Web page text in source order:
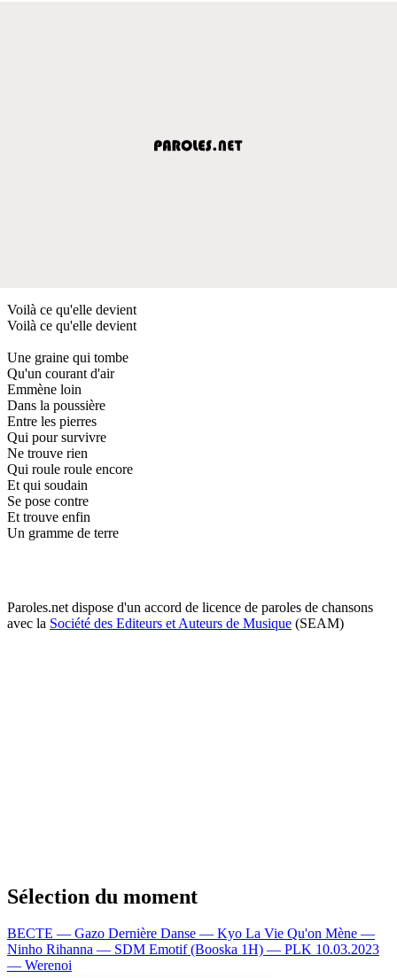
Voilà ce qu'elle devient
Voilà ce qu'elle devient
Une graine qui tombe
Qu'un courant d'air
Emmène loin
Dans la poussière
Entre les pierres
Qui pour survivre
Ne trouve rien
Qui roule roule encore
Et qui soudain
Se pose contre
Et trouve enfin
Un gramme de terre
Paroles.net dispose d'un accord de licence de paroles de chansons
avec la Société des Editeurs et Auteurs de Musique (SEAM)
Sélection du moment
BECTE — Gazo Dernière Danse — Kyo La Vie Qu'on Mène —
Ninho Rihanna — SDM Emotif (Booska 1H) — PLK 10.03.2023
— Werenoi